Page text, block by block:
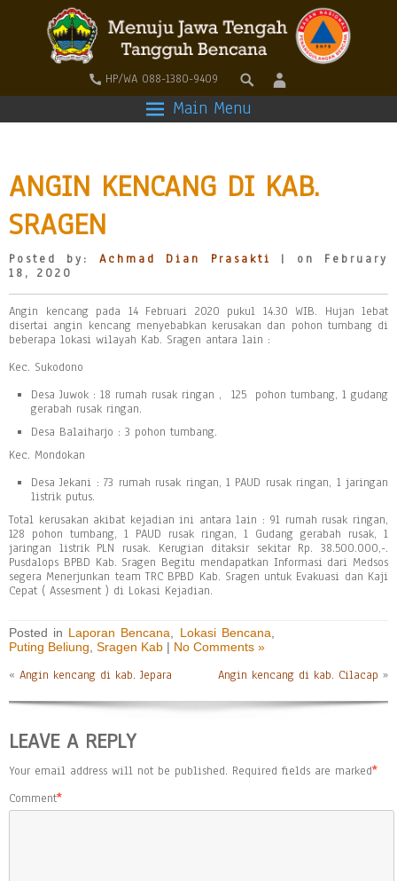
HP/WA 088-1380-9409
Main Menu
ANGIN KENCANG DI KAB.
SRAGEN
Posted by: Achmad Dian Prasakti
| on February
18, 2020
Angin kencang pada 14 Februari 2020 pukul 14.30 WIB. Hujan lebat
disertai angin kencang menyebabkan kerusakan dan pohon tumbang di
beberapa lokasi wilayah Kab. Sragen antara lain :
Kec. Sukodono
Desa Juwok : 18 rumah rusak ringan , 125 pohon tumbang, 1 gudang
gerabah rusak ringan.
Desa Balaiharjo : 3 pohon tumbang.
Kec. Mondokan
Desa Jekani : 73 rumah rusak ringan, 1 PAUD rusak ringan, 1 jaringan
listrik putus.
Total kerusakan akibat kejadian ini antara lain : 91 rumah rusak ringan,
128 pohon tumbang, 1 PAUD rusak ringan, 1 Gudang gerabah rusak, 1
jaringan listrik PLN rusak. Kerugian ditaksir sekitar Rp. 38.500.000,-.
Pusdalops BPBD Kab. Sragen Begitu mendapatkan Informasi dari Medsos
segera Menerjunkan team TRC BPBD Kab. Sragen untuk Evakuasi dan Kaji
Cepat ( Assesment ) di Lokasi Kejadian.
Posted in Laporan Bencana Lokasi Bencana
Puting Beliung Sragen Kab | No Comments »
« Angin kencang di kab. Jepara Angin kencang di kab. Cilacap »
LEAVE A REPLY
Your email address will not be published. Required fields are marked*
Comment*